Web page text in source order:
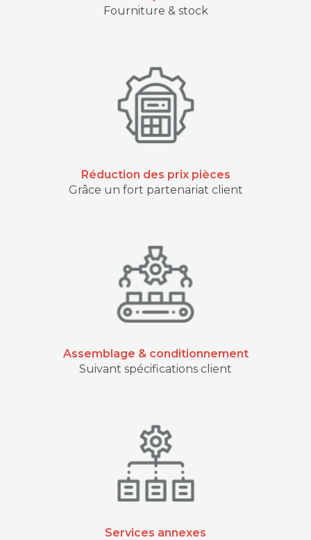
Fourniture & stock
Réduction des prix pièces
Grâce un fort partenariat client
Assemblage & conditionnement
Suivant spécifications client
Services annexes